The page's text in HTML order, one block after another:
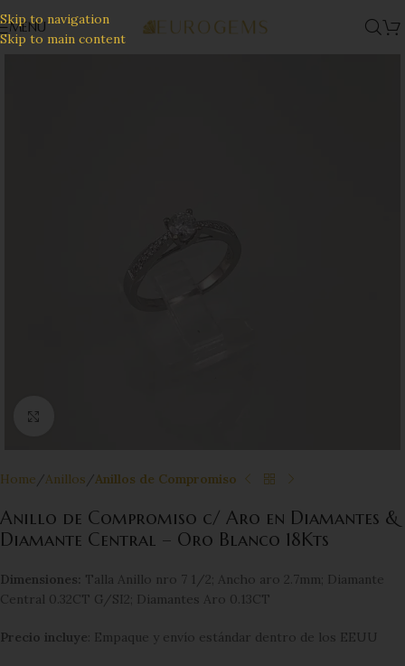
Skip to navigation
Skip to main content
MENU
Home Anillos Anillos de Compromiso
Anillo de Compromiso c/ Aro en Diamantes &
Diamante Central – Oro Blanco 18Kts
Dimensiones: Talla Anillo nro 7 1/2; Ancho aro 2.7mm; Diamante
Central 0.32CT G/SI2; Diamantes Aro 0.13CT
Precio incluye: Empaque y envío estándar dentro de los EEUU